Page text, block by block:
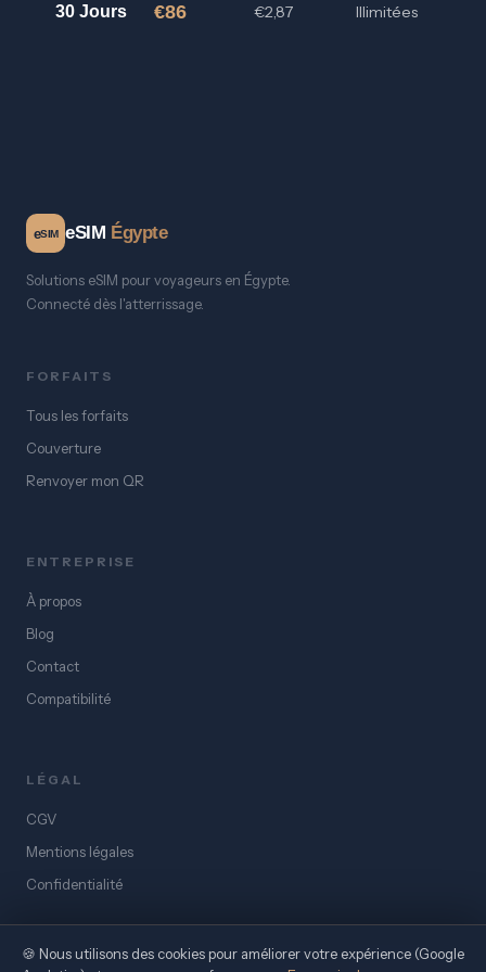
30 Jours €86 €2,87 Illimitées
eSIM eSIM Égypte
Solutions eSIM pour voyageurs en Égypte.
Connecté dès l'atterrissage.
FORFAITS
Tous les forfaits
Couverture
Renvoyer mon QR
ENTREPRISE
À propos
Blog
Contact
Compatibilité
LÉGAL
CGV
Mentions légales
Confidentialité
🍪 Nous utilisons des cookies pour améliorer votre expérience (Google